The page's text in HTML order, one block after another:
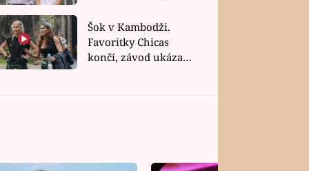
závodu nůž na krku
Šok v Kambodži.
Favoritky Chicas
končí, závod ukázal